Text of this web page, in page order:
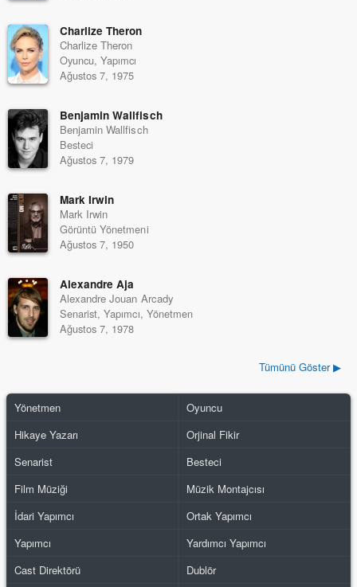
Charlize Theron
Charlize Theron
Oyuncu, Yapımcı
Ağustos 7, 1975
Benjamin Wallfisch
Benjamin Wallfisch
Besteci
Ağustos 7, 1979
Mark Irwin
Mark Irwin
Görüntü Yönetmeni
Ağustos 7, 1950
Alexandre Aja
Alexandre Jouan Arcady
Senarist, Yapımcı, Yönetmen
Ağustos 7, 1978
Tümünü Göster ▶
Yönetmen
Oyuncu
Hikaye Yazarı
Orjinal Fikir
Senarist
Besteci
Film Müziği
Müzik Montajcısı
İdari Yapımcı
Ortak Yapımcı
Yapımcı
Yardımcı Yapımcı
Cast Direktörü
Dublör